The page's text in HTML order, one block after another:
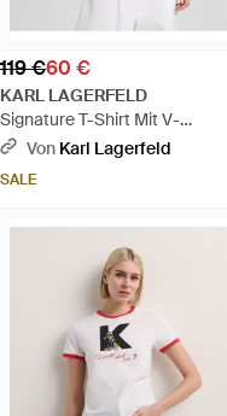
119 €60 €
KARL LAGERFELD
Signature T-Shirt Mit V-
Ausschnitt, Damen, Größe -
Von Karl Lagerfeld
SALE